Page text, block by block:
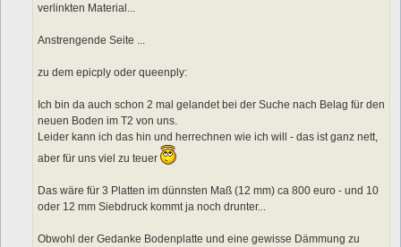
verlinkten Material...
Anstrengende Seite ...
zu dem epicply oder queenply:
Ich bin da auch schon 2 mal gelandet bei der Suche nach Belag für den
neuen Boden im T2 von uns.
Leider kann ich das hin und herrechnen wie ich will - das ist ganz nett,
aber für uns viel zu teuer
Das wäre für 3 Platten im dünnsten Maß (12 mm) ca 800 euro - und 10
oder 12 mm Siebdruck kommt ja noch drunter...
Obwohl der Gedanke Bodenplatte und eine gewisse Dämmung zu